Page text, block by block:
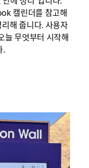
캘린더를 참고해
해 줍니다. 사용자
늘 무엇부터 시작해
.